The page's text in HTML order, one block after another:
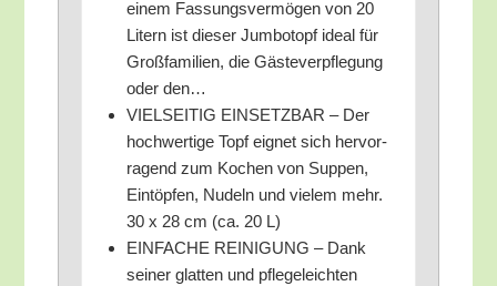
einem Fas­sungs­ver­mö­gen von 20
Litern ist die­ser Jum­bo­topf ide­al für
Groß­fa­mi­li­en, die Gäs­te­ver­pfle­gung
oder den…
VIELSEITIG EINSETZBAR – Der
hoch­wer­ti­ge Topf eig­net sich her­vor­
ra­gend zum Kochen von Sup­pen,
Ein­töp­fen, Nudeln und vie­lem mehr.
30 x 28 cm (ca. 20 L)
EINFACHE REINIGUNG – Dank
sei­ner glat­ten und pfle­ge­leich­ten